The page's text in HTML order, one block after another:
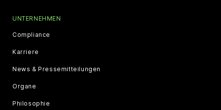
UNTERNEHMEN
Compliance
Karriere
News & Pressemitteilungen
Organe
Philosophie